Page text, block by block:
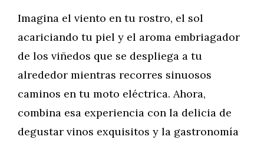
Imagina el viento en tu rostro, el sol
acariciando tu piel y el aroma embriagador
de los viñedos que se despliega a tu
alrededor mientras recorres sinuosos
caminos en tu moto eléctrica. Ahora,
combina esa experiencia con la delicia de
degustar vinos exquisitos y la gastronomía